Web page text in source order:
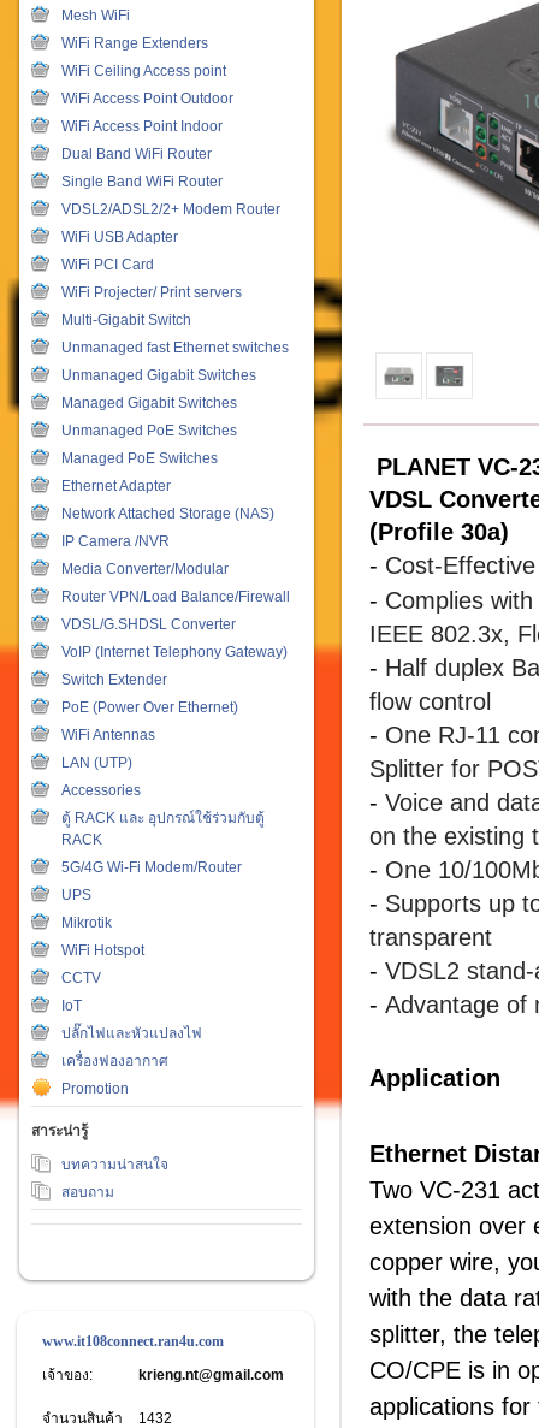
Mesh WiFi
WiFi Range Extenders
WiFi Ceiling Access point
WiFi Access Point Outdoor
WiFi Access Point Indoor
Dual Band WiFi Router
Single Band WiFi Router
VDSL2/ADSL2/2+ Modem Router
WiFi USB Adapter
WiFi PCI Card
WiFi Projecter/ Print servers
Multi-Gigabit Switch
Unmanaged fast Ethernet switches
Unmanaged Gigabit Switches
Managed Gigabit Switches
Unmanaged PoE Switches
Managed PoE Switches
Ethernet Adapter
Network Attached Storage (NAS)
IP Camera /NVR
Media Converter/Modular
Router VPN/Load Balance/Firewall
VDSL/G.SHDSL Converter
VoIP (Internet Telephony Gateway)
Switch Extender
PoE (Power Over Ethernet)
WiFi Antennas
LAN (UTP)
Accessories
ตู้ RACK และ อุปกรณ์ใช้ร่วมกับตู้
RACK
5G/4G Wi-Fi Modem/Router
UPS
Mikrotik
WiFi Hotspot
CCTV
IoT
ปลั๊กไฟและหัวแปลงไฟ
เครื่องฟองอากาศ
Promotion
สาระน่ารู้
บทความน่าสนใจ
สอบถาม
www.it108connect.ran4u.com
เจ้าของ:
krieng.nt@gmail.com
จำนวนสินค้า
1432
PLANET VC-
VDSL
(Profile 30a)
- Cost-
- Complies
IEEE 802.3x,
- Half duplex
flow control
- One RJ-11
Splitter for
- Voice and
on the existing
- One 10/
- Supports up
transparent
- VDSL2
- Advantage of
Application
Ethernet
Two VC-231
extension over
copper wire,
with the data
splitter, the
CO/CPE is in
applications